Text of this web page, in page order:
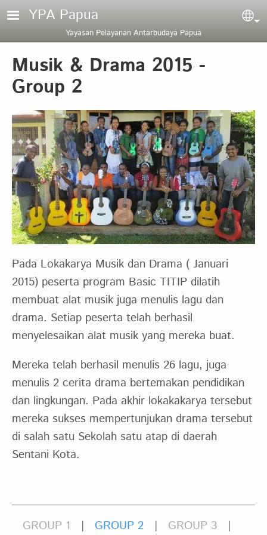
Skip to main content
YPA Papua
Yayasan Pelayanan Antarbudaya Papua
Musik & Drama 2015 -
Group 2
Pada Lokakarya Musik dan Drama ( Januari
2015) peserta program Basic TITIP dilatih
membuat alat musik juga menulis lagu dan
drama. Setiap peserta telah berhasil
menyelesaikan alat musik yang mereka buat.
Mereka telah berhasil menulis 26 lagu, juga
menulis 2 cerita drama bertemakan pendidikan
dan lingkungan. Pada akhir lokakakarya tersebut
mereka sukses mempertunjukan drama tersebut
di salah satu Sekolah satu atap di daerah
Sentani Kota.
GROUP 1 | GROUP 2 | GROUP 3 |